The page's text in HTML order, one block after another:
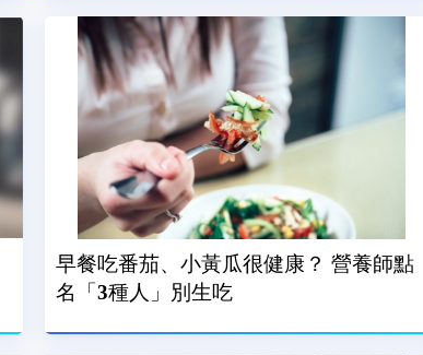
早餐吃番茄、小黃瓜很健康？ 營養師點
名「3種人」別生吃